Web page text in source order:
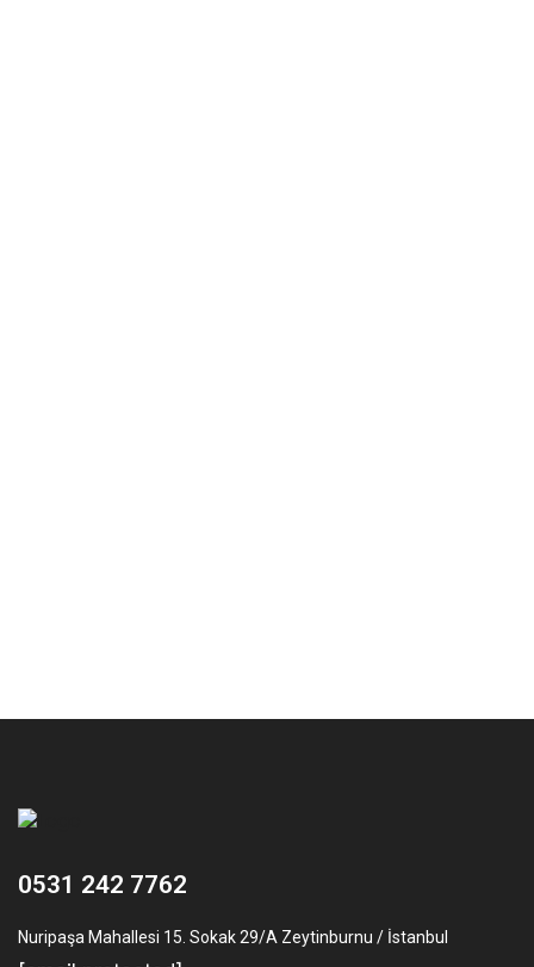
0531 242 7762
Nuripaşa Mahallesi 15. Sokak 29/A Zeytinburnu / İstanbul